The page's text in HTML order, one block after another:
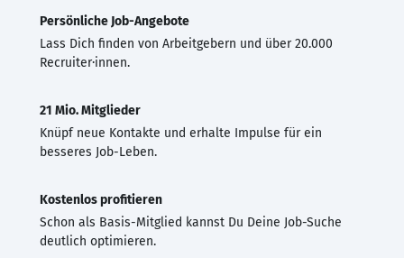
Persönliche Job-Angebote
Lass Dich finden von Arbeitgebern und über 20.000
Recruiter·innen.
21 Mio. Mitglieder
Knüpf neue Kontakte und erhalte Impulse für ein
besseres Job-Leben.
Kostenlos profitieren
Schon als Basis-Mitglied kannst Du Deine Job-Suche
deutlich optimieren.